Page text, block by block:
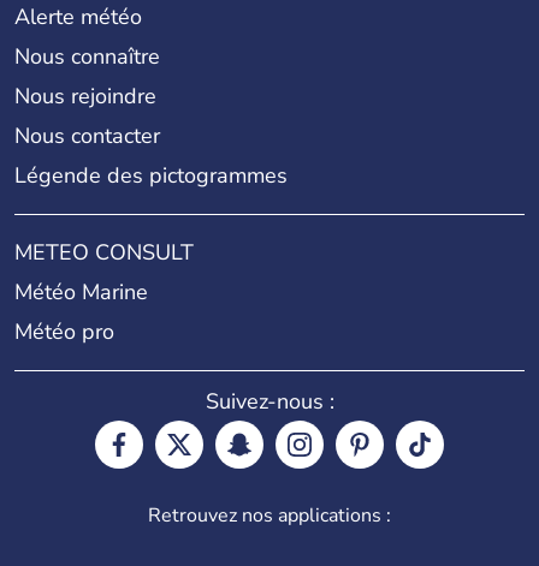
Alerte météo
Nous connaître
Nous rejoindre
Nous contacter
Légende des pictogrammes
METEO CONSULT
Météo Marine
Météo pro
Suivez-nous :
Retrouvez nos applications :